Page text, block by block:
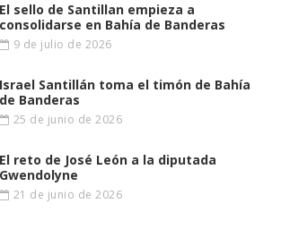
El sello de Santillan empieza a
consolidarse en Bahía de Banderas
9 de julio de 2026
Israel Santillán toma el timón de Bahía
de Banderas
25 de junio de 2026
El reto de José León a la diputada
Gwendolyne
21 de junio de 2026